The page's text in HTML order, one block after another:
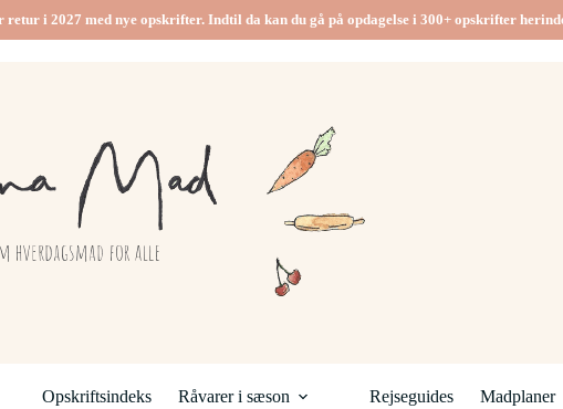
retur i 2027 med nye opskrifter. Indtil da kan du gå på opdagelse i 300+ opskrifter
Opskriftsindeks Råvarer i sæson Rejseguides Madplaner